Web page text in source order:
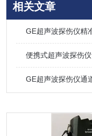
相关文章
GE超声波探伤仪精
便携式超声波探伤
GE超声波探伤仪通